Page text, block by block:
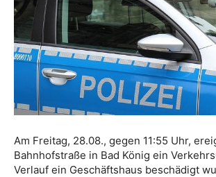
Am Freitag, 28.08., gegen 11:55 Uhr,
Bahnhofstraße in Bad König ein
Verlauf ein Geschäftshaus beschädigt